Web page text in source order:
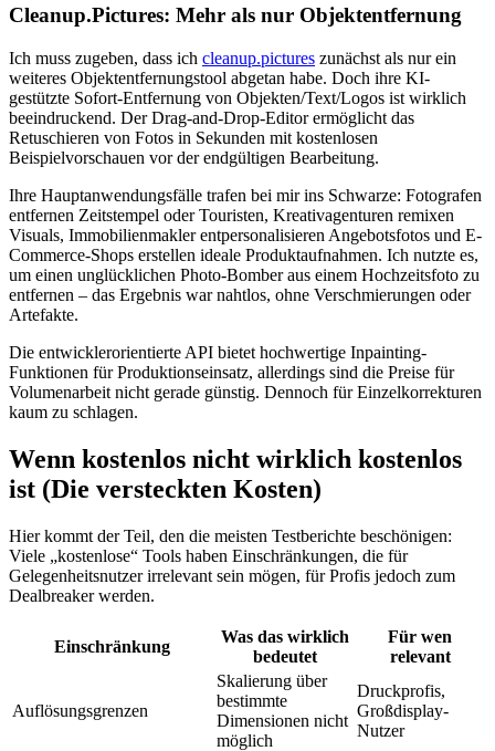
Cleanup.Pictures: Mehr als nur Objektentfernung
Ich muss zugeben, dass ich cleanup.pictures zunächst als nur ein
weiteres Objektentfernungstool abgetan habe. Doch ihre KI-
gestützte Sofort-Entfernung von Objekten/Text/Logos ist wirklich
beeindruckend. Der Drag-and-Drop-Editor ermöglicht das
Retuschieren von Fotos in Sekunden mit kostenlosen
Beispielvorschauen vor der endgültigen Bearbeitung.
Ihre Hauptanwendungsfälle trafen bei mir ins Schwarze: Fotografen
entfernen Zeitstempel oder Touristen, Kreativagenturen remixen
Visuals, Immobilienmakler entpersonalisieren Angebotsfotos und E-
Commerce-Shops erstellen ideale Produktaufnahmen. Ich nutzte es,
um einen unglücklichen Photo-Bomber aus einem Hochzeitsfoto zu
entfernen – das Ergebnis war nahtlos, ohne Verschmierungen oder
Artefakte.
Die entwicklerorientierte API bietet hochwertige Inpainting-
Funktionen für Produktionseinsatz, allerdings sind die Preise für
Volumenarbeit nicht gerade günstig. Dennoch für Einzelkorrekturen
kaum zu schlagen.
Wenn kostenlos nicht wirklich kostenlos
ist (Die versteckten Kosten)
Hier kommt der Teil, den die meisten Testberichte beschönigen:
Viele „kostenlose“ Tools haben Einschränkungen, die für
Gelegenheitsnutzer irrelevant sein mögen, für Profis jedoch zum
Dealbreaker werden.
Einschränkung
Was das wirklich
bedeutet
Für wen
relevant
Auflösungsgrenzen
Skalierung über
bestimmte
Dimensionen nicht
möglich
Druckprofis,
Großdisplay-
Nutzer